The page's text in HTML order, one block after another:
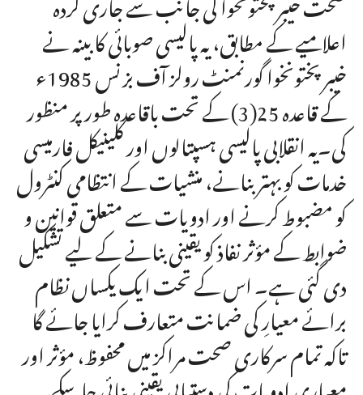
اعلامیے کے مطابق، یہ پالیسی صوبائی کابینہ نے
خیبر پختونخوا گورنمنٹ رولز آف بزنس 1985ء
کے قاعدہ 25(3) کے تحت باقاعدہ طور پر منظور
کی۔یہ انقلابی پالیسی ہسپتالوں اور کلینیکل فارمیسی
خدمات کو بہتر بنانے، منشیات کے انتظامی کنٹرول
کو مضبوط کرنے اور ادویات سے متعلق قوانین و
ضوابط کے مؤثر نفاذ کو یقینی بنانے کے لیے تشکیل
دی گئی ہے۔ اس کے تحت ایک یکساں نظام
برائے معیارِ کی ضمانت متعارف کرایا جائے گا
تاکہ تمام سرکاری صحت مراکز میں محفوظ، مؤثر اور